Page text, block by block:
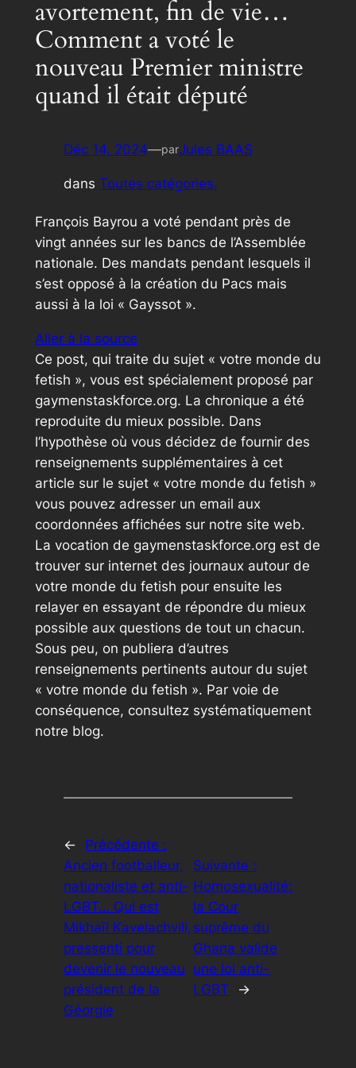
avortement, fin de vie…
Comment a voté le
nouveau Premier ministre
quand il était député
Déc 14, 2024—parJules BAAS
dans Toutes catégories.
François Bayrou a voté pendant près de
vingt années sur les bancs de l’Assemblée
nationale. Des mandats pendant lesquels il
s’est opposé à la création du Pacs mais
aussi à la loi « Gayssot ».
Aller à la source
Ce post, qui traite du sujet « votre monde du
fetish », vous est spécialement proposé par
gaymenstaskforce.org. La chronique a été
reproduite du mieux possible. Dans
l’hypothèse où vous décidez de fournir des
renseignements supplémentaires à cet
article sur le sujet « votre monde du fetish »
vous pouvez adresser un email aux
coordonnées affichées sur notre site web.
La vocation de gaymenstaskforce.org est de
trouver sur internet des journaux autour de
votre monde du fetish pour ensuite les
relayer en essayant de répondre du mieux
possible aux questions de tout un chacun.
Sous peu, on publiera d’autres
renseignements pertinents autour du sujet
« votre monde du fetish ». Par voie de
conséquence, consultez systématiquement
notre blog.
←
Précédente :
Ancien footballeur,
nationaliste et anti-
LGBT… Qui est
Mikhaïl Kavelachvili,
pressenti pour
devenir le nouveau
président de la
Géorgie
Suivante :
Homosexualité:
la Cour
suprême du
Ghana valide
une loi anti-
LGBT
→